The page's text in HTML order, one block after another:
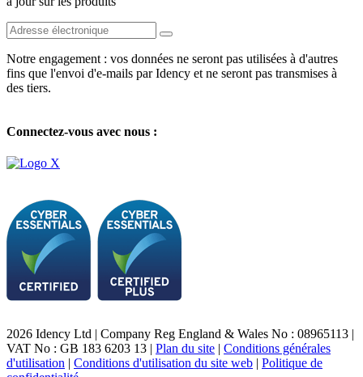
Notre engagement : vos données ne seront pas utilisées à d'autres
fins que l'envoi d'e-mails par Idency et ne seront pas transmises à
des tiers.
Connectez-vous avec nous :
2026 Idency Ltd | Company Reg England & Wales No : 08965113 |
VAT No : GB 183 6203 13 | Plan du site | Conditions générales
d'utilisation | Conditions d'utilisation du site web | Politique de